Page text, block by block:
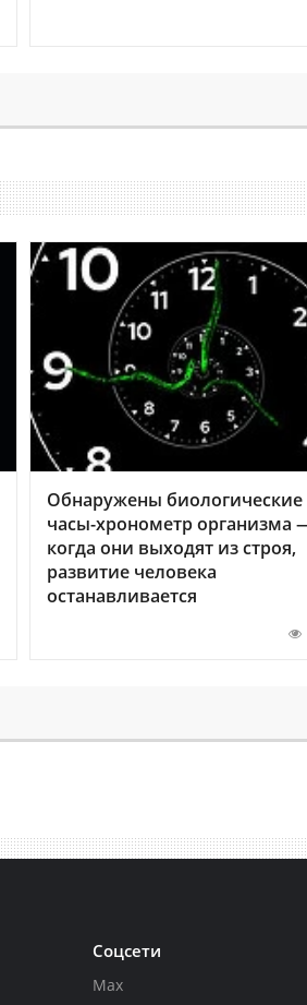
Обнаружены биологические
часы-хронометр организма
когда они выходят из строя,
развитие человека
останавливается
Соцсети
Max